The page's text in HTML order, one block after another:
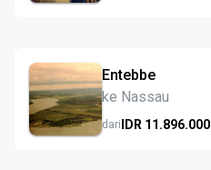
Entebbe
ke Nassau
dariIDR 11.896.000